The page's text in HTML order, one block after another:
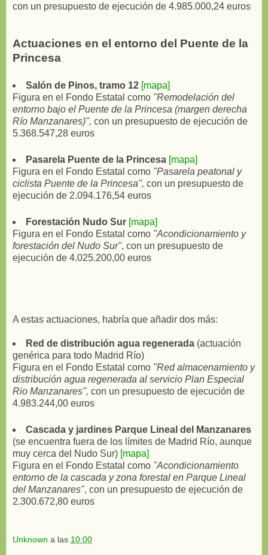
con un presupuesto de ejecución de 4.985.000,24 euros
Actuaciones en el entorno del Puente de la
Princesa
Salón de Pinos, tramo 12 [mapa]
Figura en el Fondo Estatal como "Remodelación del
entorno bajo el Puente de la Princesa (margen derecha
Río Manzanares)", con un presupuesto de ejecución de
5.368.547,28 euros
Pasarela Puente de la Princesa [mapa]
Figura en el Fondo Estatal como "Pasarela peatonal y
ciclista Puente de la Princesa", con un presupuesto de
ejecución de 2.094.176,54 euros
Forestación Nudo Sur [mapa]
Figura en el Fondo Estatal como "Acondicionamiento y
forestación del Nudo Sur", con un presupuesto de
ejecución de 4.025.200,00 euros
A estas actuaciones, habría que añadir dos más:
Red de distribución agua regenerada(actuación
genérica para todo Madrid Río)
Figura en el Fondo Estatal como "Red almacenamiento y
distribución agua regenerada al servicio Plan Especial
Rio Manzanares", con un presupuesto de ejecución de
4.983.244,00 euros
Cascada y jardines Parque Lineal del Manzanares
(se encuentra fuera de los límites de Madrid Río, aunque
muy cerca del Nudo Sur) [mapa]
Figura en el Fondo Estatal como "Acondicionamiento
entorno de la cascada y zona forestal en Parque Lineal
del Manzanares", con un presupuesto de ejecución de
2.300.672,80 euros
Unknown a las 10:00